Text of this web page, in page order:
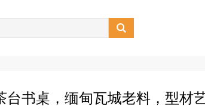

书桌，缅甸瓦城老料，型材